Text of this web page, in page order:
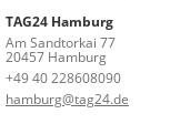
TAG24 Hamburg
Am Sandtorkai 77
20457 Hamburg
+49 40 228608090
hamburg@tag24.de